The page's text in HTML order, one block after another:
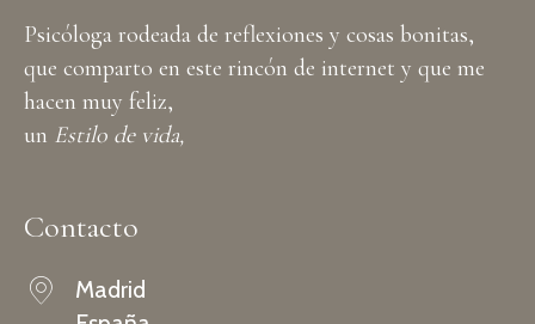
Psicóloga rodeada de reflexiones y cosas bonitas,
que comparto en este rincón de internet y que me
hacen muy feliz,
un Estilo de vida,
Contacto
Madrid